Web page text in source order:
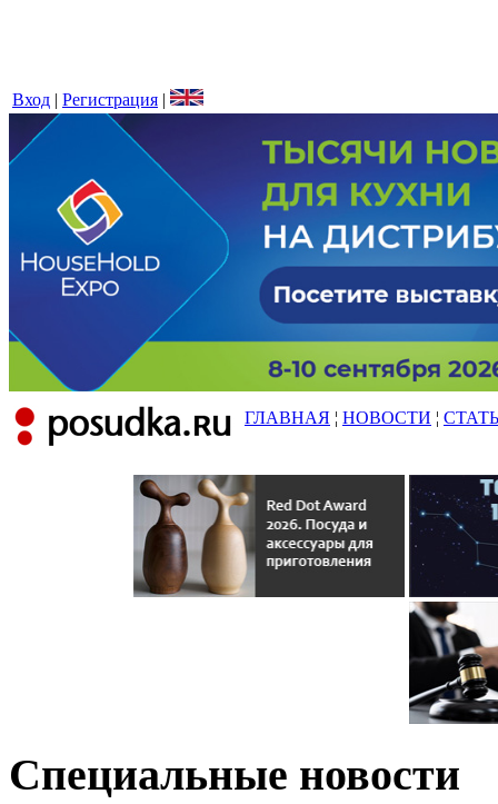
Вход | Регистрация |
ГЛАВНАЯ ¦ НОВОСТИ ¦
Специальные новости